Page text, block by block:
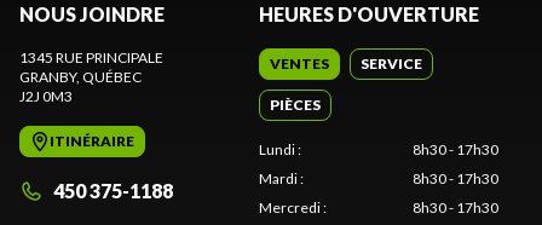
NOUS JOINDRE
1345 RUE PRINCIPALE
GRANBY, QUÉBEC
J2J 0M3
ITINÉRAIRE
450 375-1188
HEURES D'OUVERTURE
VENTES SERVICE
PIÈCES
Lundi:
8h30 - 17h30
Mardi:
8h30 - 17h30
Mercredi: 8h30 - 17h30